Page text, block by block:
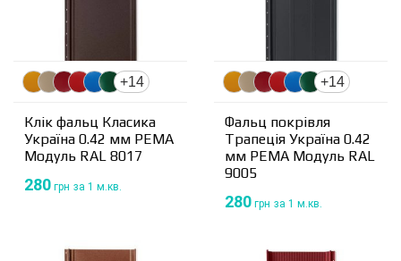
+14
Клік фальц Класика
Україна 0.42 мм PEMA
Модуль RAL 8017
280 грн за 1 м.кв.
+14
Фальц покрівля
Трапеція Україна 0.42
мм PEMA Модуль RAL
9005
280 грн за 1 м.кв.